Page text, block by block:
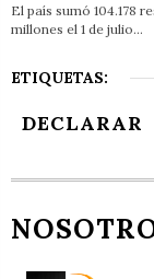
El país sumó 104.178
millones el 1 de julio…
ETIQUETAS:
DECLARAR